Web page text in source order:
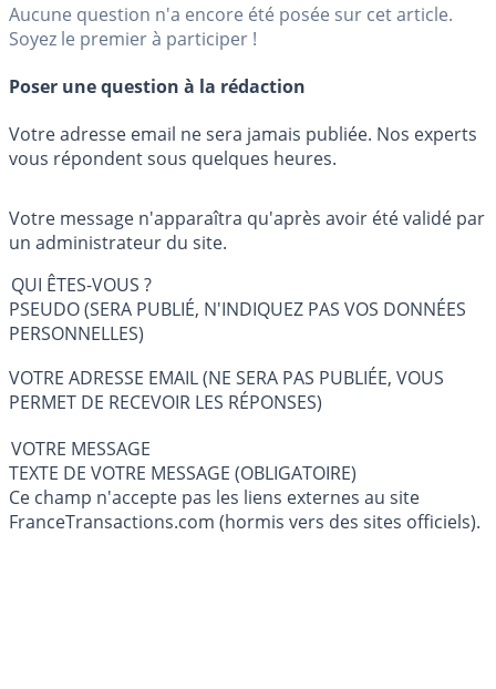
Aucune question n'a encore été posée sur cet article.
Soyez le premier à participer !
Poser une question à la rédaction
Votre adresse email ne sera jamais publiée. Nos experts
vous répondent sous quelques heures.
Votre message n'apparaîtra qu'après avoir été validé par
un administrateur du site.
QUI ÊTES-VOUS ?
PSEUDO (SERA PUBLIÉ, N'INDIQUEZ PAS VOS DONNÉES
PERSONNELLES)
VOTRE ADRESSE EMAIL (NE SERA PAS PUBLIÉE, VOUS
PERMET DE RECEVOIR LES RÉPONSES)
VOTRE MESSAGE
TEXTE DE VOTRE MESSAGE (OBLIGATOIRE)
Ce champ n'accepte pas les liens externes au site
FranceTransactions.com (hormis vers des sites officiels).